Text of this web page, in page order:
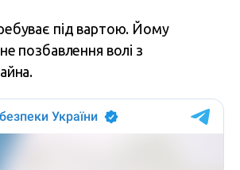
під вартою. Йому
позбавлення волі з